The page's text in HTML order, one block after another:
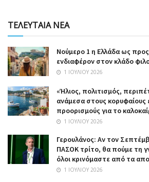
ΤΕΛΕΥΤΑΙΑ ΝΕΑ
Nούμερο 1 η Ελλάδα ως
ενδιαφέρον στον κλάδο
1 ΙΟΥΛΊΟΥ 2026
«Ήλιος, πολιτισμός,
ανάμεσα στους κορυφαίους
προορισμούς για το
1 ΙΟΥΛΊΟΥ 2026
Γερουλάνος: Αν τον
ΠΑΣΟΚ τρίτο, θα πούμε τη
όλοι κρινόμαστε από τα
1 ΙΟΥΛΊΟΥ 2026